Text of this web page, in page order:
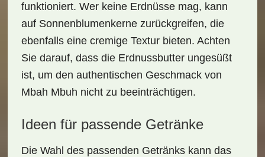
funktioniert. Wer keine Erdnüsse mag, kann
auf Sonnenblumenkernezurückgreifen, die
ebenfalls eine cremige Textur bieten. Achten
Sie darauf, dass die Erdnussbutter ungesüßt
ist, um den authentischen Geschmack von
Mbah Mbuh nicht zu beeinträchtigen.
Ideen für passende Getränke
Die Wahl des passenden Getränkskann das